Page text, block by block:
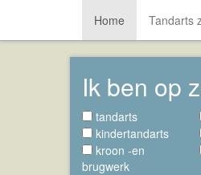
Home Tandarts
Ik ben op
tandarts
kindertandarts
kroon -en
brugwerk